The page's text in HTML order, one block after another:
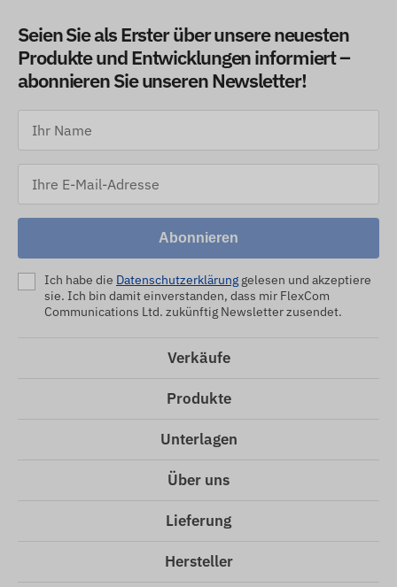
Seien Sie als Erster über unsere neuesten
Produkte und Entwicklungen informiert –
abonnieren Sie unseren Newsletter!
Abonnieren
Ich habe die Datenschutzerklärung gelesen und akzeptiere
sie. Ich bin damit einverstanden, dass mir FlexCom
Communications Ltd. zukünftig Newsletter zusendet.
Verkäufe
Produkte
Unterlagen
Über uns
Lieferung
Hersteller